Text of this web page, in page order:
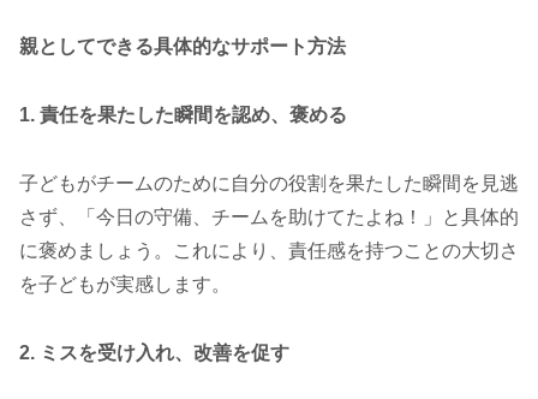
親としてできる具体的なサポート方法
1. 責任を果たした瞬間を認め、褒める
子どもがチームのために自分の役割を果たした瞬間を見逃
さず、「今日の守備、チームを助けてたよね！」と具体的
に褒めましょう。これにより、責任感を持つことの大切さ
を子どもが実感します。
2. ミスを受け入れ、改善を促す